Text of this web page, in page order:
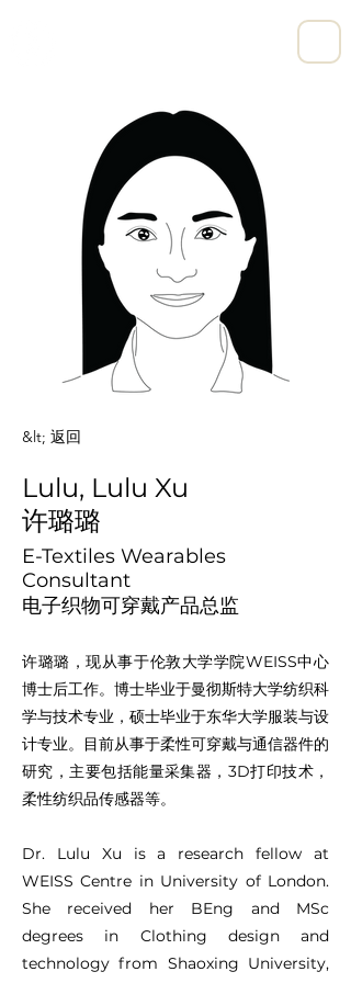
&lt; 返回
Lulu, Lulu Xu
许璐璐
E-Textiles Wearables
Consultant
电子织物可穿戴产品总监
许璐璐，现从事于伦敦大学学院WEISS中心
博士后工作。博士毕业于曼彻斯特大学纺织科
学与技术专业，硕士毕业于东华大学服装与设
计专业。目前从事于柔性可穿戴与通信器件的
研究，主要包括能量采集器，3D打印技术，
柔性纺织品传感器等。
Dr. Lulu Xu is a research fellow at
WEISS Centre in University of London.
She received her BEng and MSc
degrees in Clothing design and
technology from Shaoxing University,